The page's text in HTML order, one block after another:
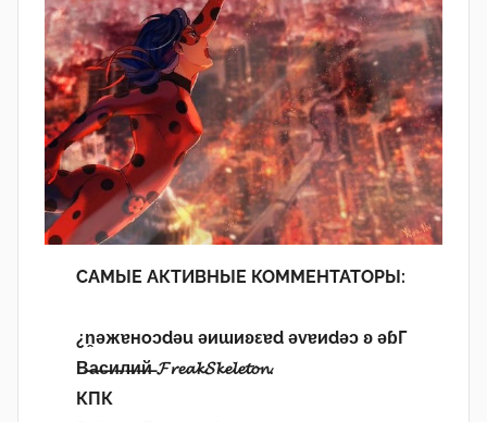
САМЫЕ АКТИВНЫЕ КОММЕНТАТОРЫ:
¿n̯ǝжɐноɔdǝu ǝиɯиʚεɐd ǝvɐиdǝɔ ʚ ǝɓГ
В̶а̶с̶и̶л̶и̶й̶ 𝓕𝓻𝓮𝓪𝓴𝓢𝓴𝓮𝓵𝓮𝓽𝓸𝓷.
КПК